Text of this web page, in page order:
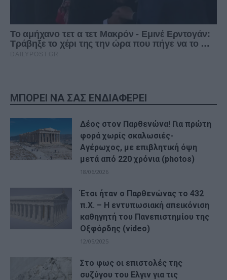
ΜΠΟΡΕΙ ΝΑ ΣΑΣ ΕΝΔΙΑΦΕΡΕΙ
Δέος στον Παρθενώνα! Για πρώτη
φορά χωρίς σκαλωσιές-
Αγέρωχος, με επιβλητική όψη
μετά από 220 χρόνια (photos)
18/06/2026
Έτσι ήταν ο Παρθενώνας το 432
π.Χ. – Η εντυπωσιακή απεικόνιση
καθηγητή του Πανεπιστημίου της
Οξφόρδης (video)
12/05/2025
Στο φως οι επιστολές της
συζύγου του Ελγιν για τις